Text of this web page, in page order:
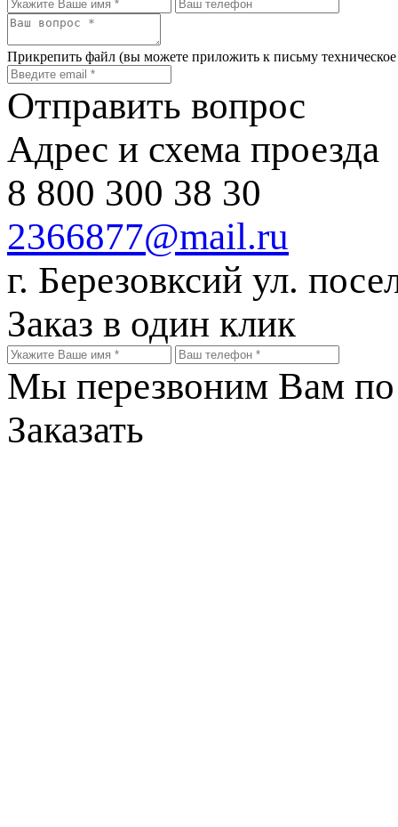
Прикрепить файл (вы можете приложить к письму
Отправить вопрос
Адрес и схема проезда
8 800 300 38 30
2366877@mail.ru
г. Березовксий ул.
Заказ в один клик
Мы перезвоним Вам по
Заказать